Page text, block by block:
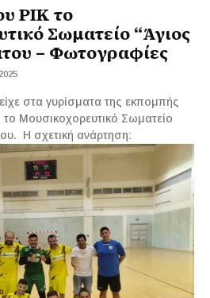
ΡΙΚ το
Σωματείο “Άγιος
– Φωτογραφίες
στα γυρίσματα της εκπομπής
το Μουσικοχορευτικό Σωματείο
"Άγιος Μάμας" Ξυλιάτου. Η σχετική ανάρτηση: